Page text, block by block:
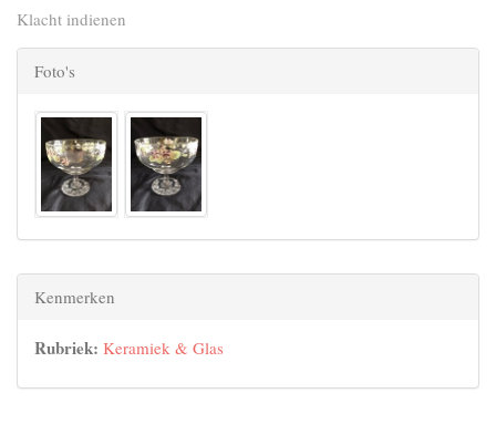
Klacht indienen
Foto's
Kenmerken
Rubriek: Keramiek & Glas